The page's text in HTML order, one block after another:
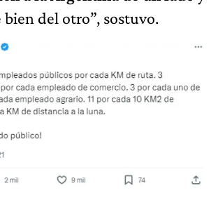
bien del otro”, sostuvo.